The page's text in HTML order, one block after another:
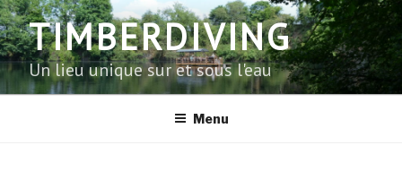
Aller
au
contenu
principal
TIMBERDIVING
Un lieu unique sur et sous l'eau
Menu